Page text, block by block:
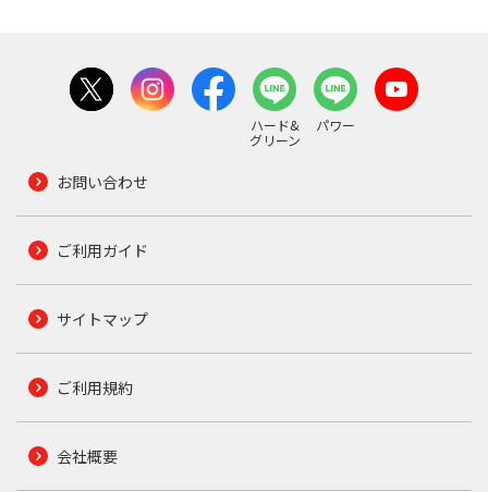
ハード&
グリーン
パワー
お問い合わせ
ご利用ガイド
サイトマップ
ご利用規約
会社概要